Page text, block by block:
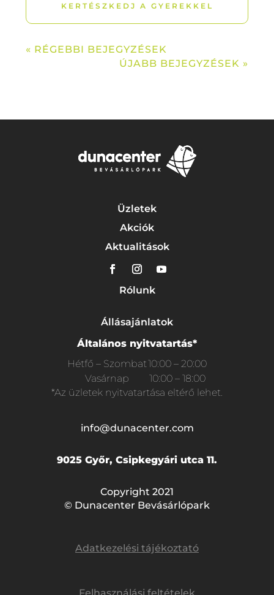
KERTÉSZKEDJ A GYEREKKEL
« RÉGEBBI BEJEGYZÉSEK
ÚJABB BEJEGYZÉSEK »
Üzletek
Akciók
Aktualitások
Rólunk
Állásajánlatok
Általános nyitvatartás*
Hétfő – Szombat10:00 – 20:00
Vasárnap
10:00 – 18:00
*Az üzletek nyitvatartása eltérő lehet.
info@dunacenter.com
9025 Győr, Csipkegyári utca 11.
Copyright 2021
© Dunacenter Bevásárlópark
Adatkezelési tájékoztató
Felhasználási feltételek